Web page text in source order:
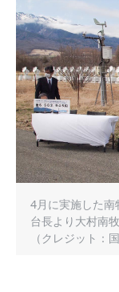
4月に実施した南
台長より大村南
（クレジット：